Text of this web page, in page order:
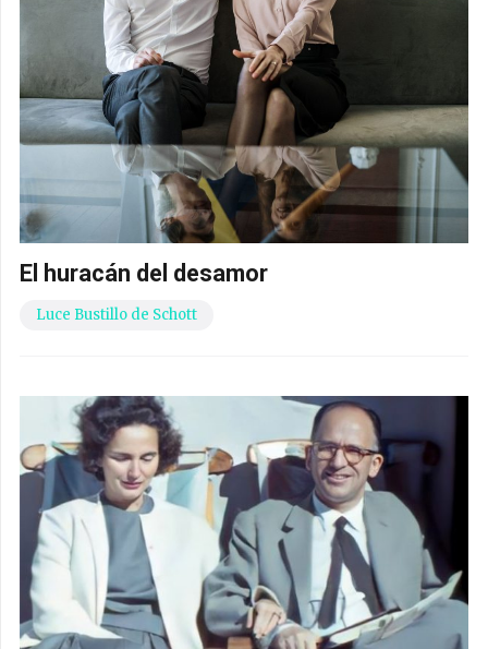
El huracán del desamor
Luce Bustillo de Schott